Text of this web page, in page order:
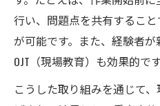
行い、問題点を共有するこ
が可能です。また、経験者
OJT（現場教育）も効果的です
こうした取り組みを通じて